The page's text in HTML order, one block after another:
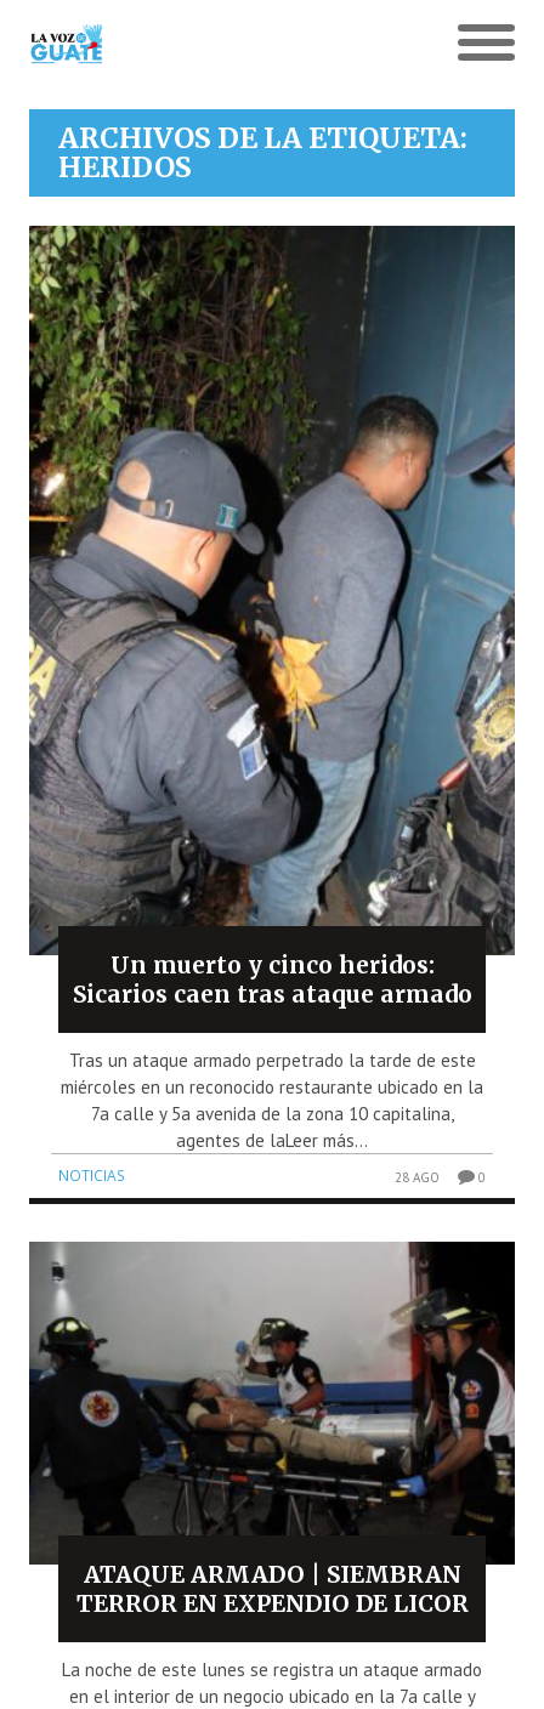
ARCHIVOS DE LA ETIQUETA:
HERIDOS
Un muerto y cinco heridos:
Sicarios caen tras ataque armado
Tras un ataque armado perpetrado la tarde de este
miércoles en un reconocido restaurante ubicado en la
7a calle y 5a avenida de la zona 10 capitalina,
agentes de laLeer más...
NOTICIAS 28 AGO 0
ATAQUE ARMADO | SIEMBRAN
TERROR EN EXPENDIO DE LICOR
La noche de este lunes se registra un ataque armado
en el interior de un negocio ubicado en la 7a calle y